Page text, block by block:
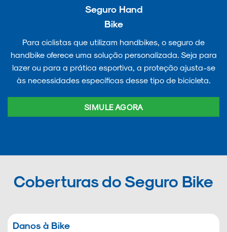
Seguro Hand
Bike
Para ciclistas que utilizam handbikes, o seguro de
handbike oferece uma solução personalizada. Seja para
lazer ou para a prática esportiva, a proteção ajusta-se
às necessidades específicas desse tipo de bicicleta.
SIMULE AGORA
Coberturas do Seguro Bike
Danos à Bike